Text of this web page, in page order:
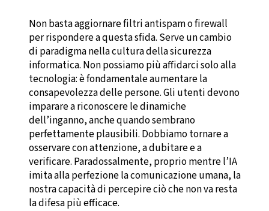
Non basta aggiornare filtri antispam o firewall
per rispondere a questa sfida. Serve un cambio
di paradigma nella cultura della sicurezza
informatica. Non possiamo più affidarci solo alla
tecnologia: è fondamentale aumentare la
consapevolezza delle persone. Gli utenti devono
imparare a riconoscere le dinamiche
dell’inganno, anche quando sembrano
perfettamente plausibili. Dobbiamo tornare a
osservare con attenzione, a dubitare e a
verificare. Paradossalmente, proprio mentre l’IA
imita alla perfezione la comunicazione umana, la
nostra capacità di percepire ciò che non va resta
la difesa più efficace.